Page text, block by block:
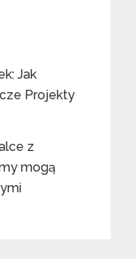
Jak
Projekty
z
mogą